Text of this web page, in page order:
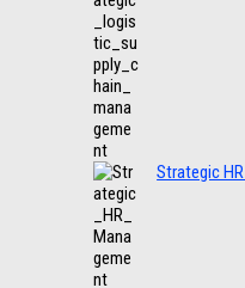
Strategic